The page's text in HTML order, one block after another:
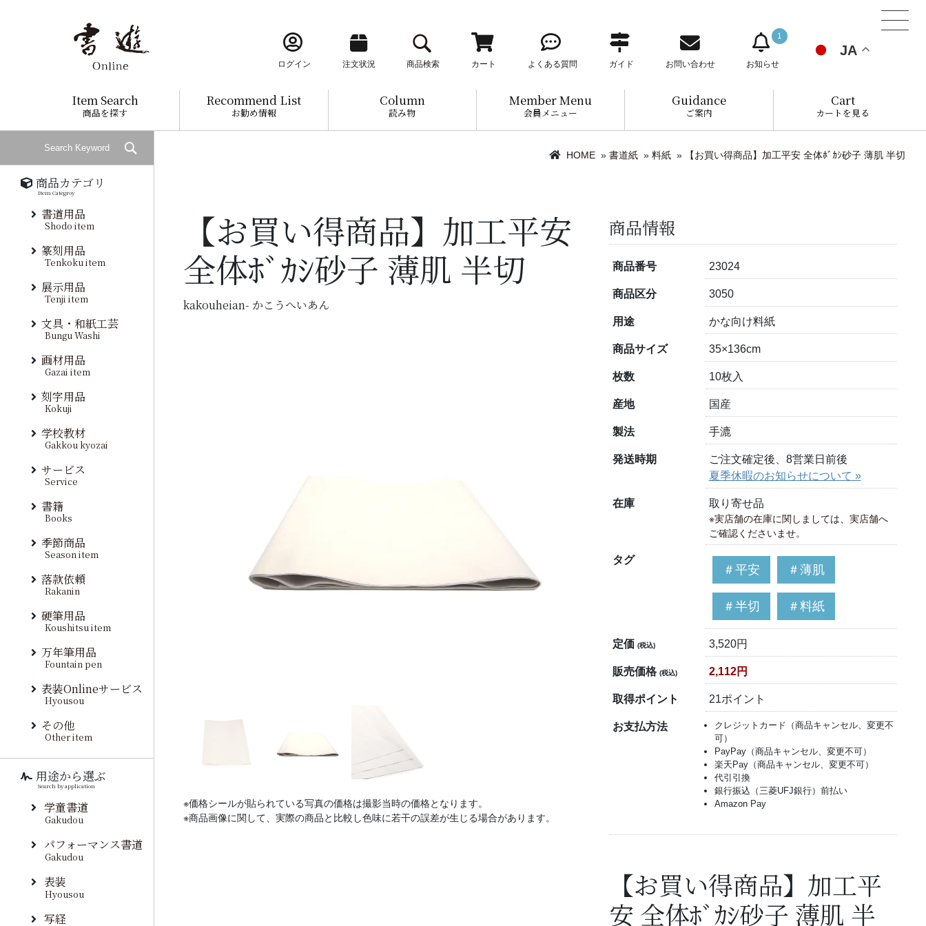
ログイン 注文状況 商品検索 カート よくある質問 ガイド お問い合わせ
1
お知らせ
JA
Item Search
商品を探す
Recommend List
お勧め情報
Column
読み物
Member Menu
会員メニュー
Guidance
ご案内
Cart
カートを見る
HOME » 書道紙 » 料紙 » 【お買い得商品】加工平安 全体ﾎﾞｶｼ砂子 薄肌 半切
【お買い得商品】加工平安
全体ﾎﾞｶｼ砂子 薄肌 半切
kakouheian- かこうへいあん
※価格シールが貼られている写真の価格は撮影当時の価格となります。
※商品画像に関して、実際の商品と比較し色味に若干の誤差が生じる場合があります。
商品情報
商品番号 23024
商品区分 3050
用途 かな向け料紙
商品サイズ 35×136cm
枚数 10枚入
産地 国産
製法 手漉
発送時期
ご注文確定後、8営業日前後
夏季休暇のお知らせについて »
在庫 取り寄せ品
※実店舗の在庫に関しましては、実店舗へ
ご確認くださいませ。
タグ
＃平安 ＃薄肌
＃半切 ＃料紙
定価(税込) 3,520円
販売価格(税込) 2,112円
取得ポイント 21ポイント
お支払方法
クレジットカード（商品キャンセル、変更不
可）
PayPay（商品キャンセル、変更不可）
楽天Pay（商品キャンセル、変更不可）
代引引換
銀行振込（三菱UFJ銀行）前払い
Amazon Pay
【お買い得商品】加工平
安 全体ﾎﾞｶｼ砂子 薄肌 半
商品カテゴリ
Item Categroy
書道用品
Shodo item
篆刻用品
Tenkoku item
展示用品
Tenji item
文具・和紙工芸
Bungu Washi
画材用品
Gazai item
刻字用品
Kokuji
学校教材
Gakkou kyozai
サービス
Service
書籍
Books
季節商品
Season item
落款依頼
Rakanin
硬筆用品
Koushitsu item
万年筆用品
Fountain pen
表装Onlineサービス
Hyousou
その他
Other item
用途から選ぶ
Search by application
学童書道
Gakudou
パフォーマンス書道
Gakudou
表装
Hyousou
写経